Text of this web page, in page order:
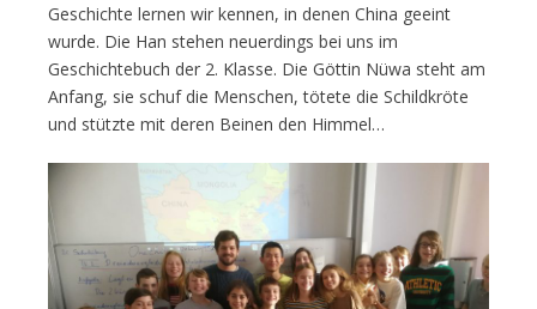
Geschichte lernen wir kennen, in denen China geeint
wurde. Die Han stehen neuerdings bei uns im
Geschichtebuch der 2. Klasse. Die Göttin Nüwa steht am
Anfang, sie schuf die Menschen, tötete die Schildkröte
und stützte mit deren Beinen den Himmel…